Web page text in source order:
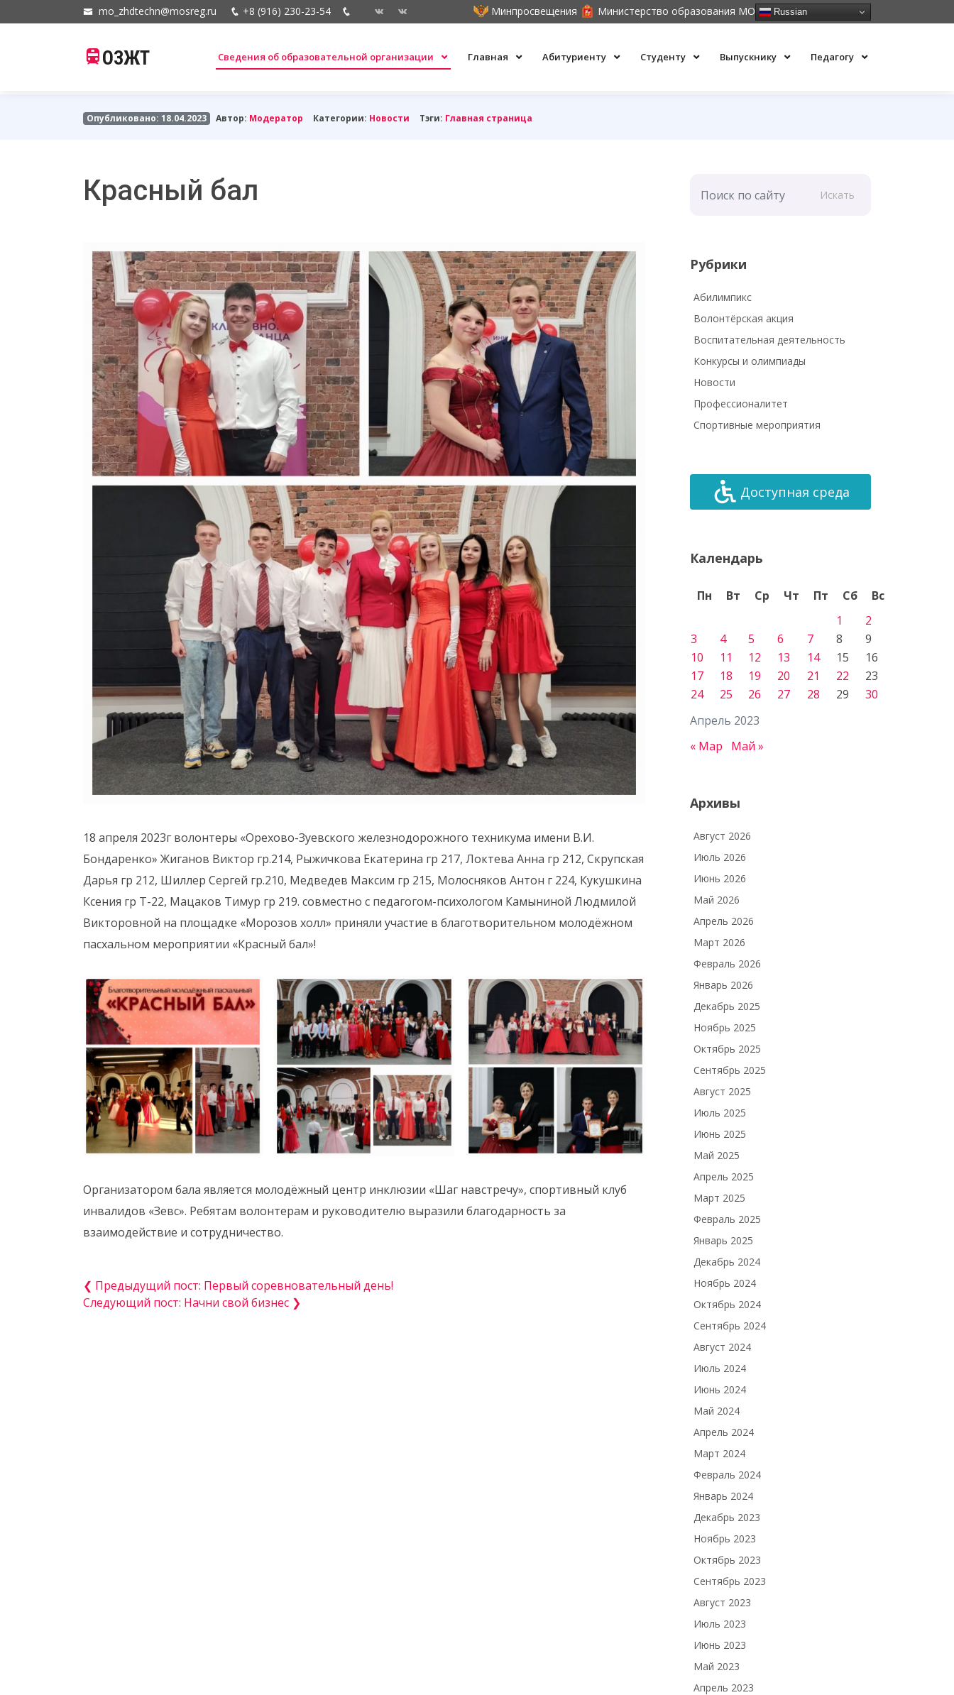
mo_zhdtechn@mosreg.ru +8 (916) 230-23-54 Минпросвещения Министерство образования МО Russian
ОЗЖТ Сведения об образовательной организации Главная Абитуриенту Студенту Выпускнику Педагогу
Опубликовано: 18.04.2023 Автор: Модератор Категории: Новости Тэги: Главная страница
Красный бал
18 апреля 2023г волонтеры «Орехово-Зуевского железнодорожного техникума имени В.И.
Бондаренко» Жиганов Виктор гр.214, Рыжичкова Екатерина гр 217, Локтева Анна гр 212, Скрупская
Дарья гр 212, Шиллер Сергей гр.210, Медведев Максим гр 215, Молосняков Антон г 224, Кукушкина
Ксения гр Т-22, Мацаков Тимур гр 219. совместно с педагогом-психологом Камыниной Людмилой
Викторовной на площадке «Морозов холл» приняли участие в благотворительном молодёжном
пасхальном мероприятии «Красный бал»!
Организатором бала является молодёжный центр инклюзии «Шаг навстречу», спортивный клуб
инвалидов «Зевс». Ребятам волонтерам и руководителю выразили благодарность за
взаимодействие и сотрудничество.
❮ Предыдущий пост: Первый соревновательный день!
Следующий пост: Начни свой бизнес ❯
Искать
Рубрики
Абилимпикс
Волонтёрская акция
Воспитательная деятельность
Конкурсы и олимпиады
Новости
Профессионалитет
Спортивные мероприятия
Доступная среда
Календарь
Апрель 2023
Пн Вт Ср Чт Пт Сб
Вс
1
2
3
4 5 6 7 8
9
10
11 12 13 14 15
16
17
18 19 20 21 22
23
24
25 26 27 28 29 30
« Мар Май »
Архивы
Август 2026
Июль 2026
Июнь 2026
Май 2026
Апрель 2026
Март 2026
Февраль 2026
Январь 2026
Декабрь 2025
Ноябрь 2025
Октябрь 2025
Сентябрь 2025
Август 2025
Июль 2025
Июнь 2025
Май 2025
Апрель 2025
Март 2025
Февраль 2025
Январь 2025
Декабрь 2024
Ноябрь 2024
Октябрь 2024
Сентябрь 2024
Август 2024
Июль 2024
Июнь 2024
Май 2024
Апрель 2024
Март 2024
Февраль 2024
Январь 2024
Декабрь 2023
Ноябрь 2023
Октябрь 2023
Сентябрь 2023
Август 2023
Июль 2023
Июнь 2023
Май 2023
Апрель 2023